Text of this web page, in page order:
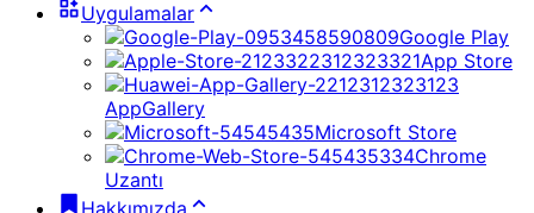
Uygulamalar
Google Play
App Store
AppGallery
Microsoft Store
Chrome
Uzantı
Hakkımızda